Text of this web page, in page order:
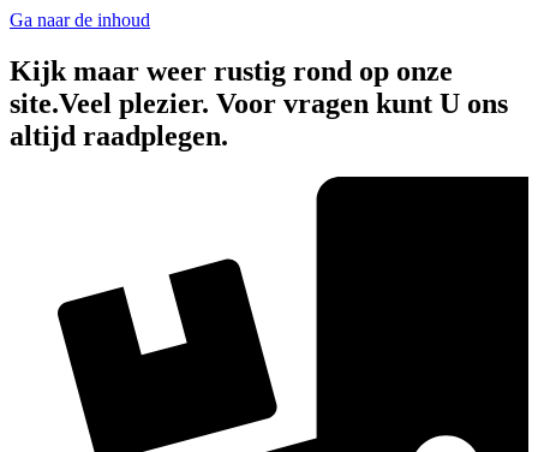
Ga naar de inhoud
Kijk maar weer rustig rond op onze
site.Veel plezier. Voor vragen kunt U ons
altijd raadplegen.